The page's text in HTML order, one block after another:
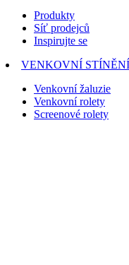
Produkty
Síť prodejců
Inspirujte se
VENKOVNÍ STÍNĚNÍ
Venkovní žaluzie
Venkovní rolety
Screenové rolety